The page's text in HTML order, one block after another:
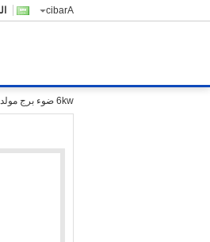
Arabic
6kw ضوء برج مولد بشكل طبيعيّ يسفط يشعل مولد